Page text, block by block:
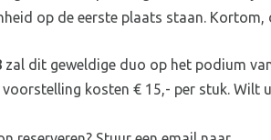
op de eerste plaats staan. Kortom,
zal dit geweldige duo op het podium
kosten € 15,- per stuk. Wilt